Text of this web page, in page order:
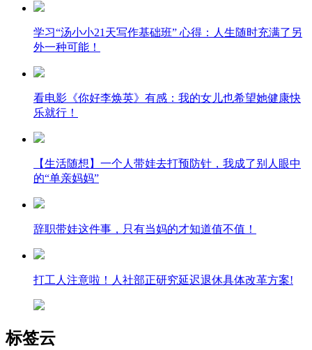
学习“汤小小21天写作基础班” 心得：人生随时充满了另
外一种可能！
看电影《你好李焕英》有感：我的女儿也希望她健康快
乐就行！
【生活随想】一个人带娃去打预防针，我成了别人眼中
的“单亲妈妈”
辞职带娃这件事，只有当妈的才知道值不值！
打工人注意啦！人社部正研究延迟退休具体改革方案!
标签云